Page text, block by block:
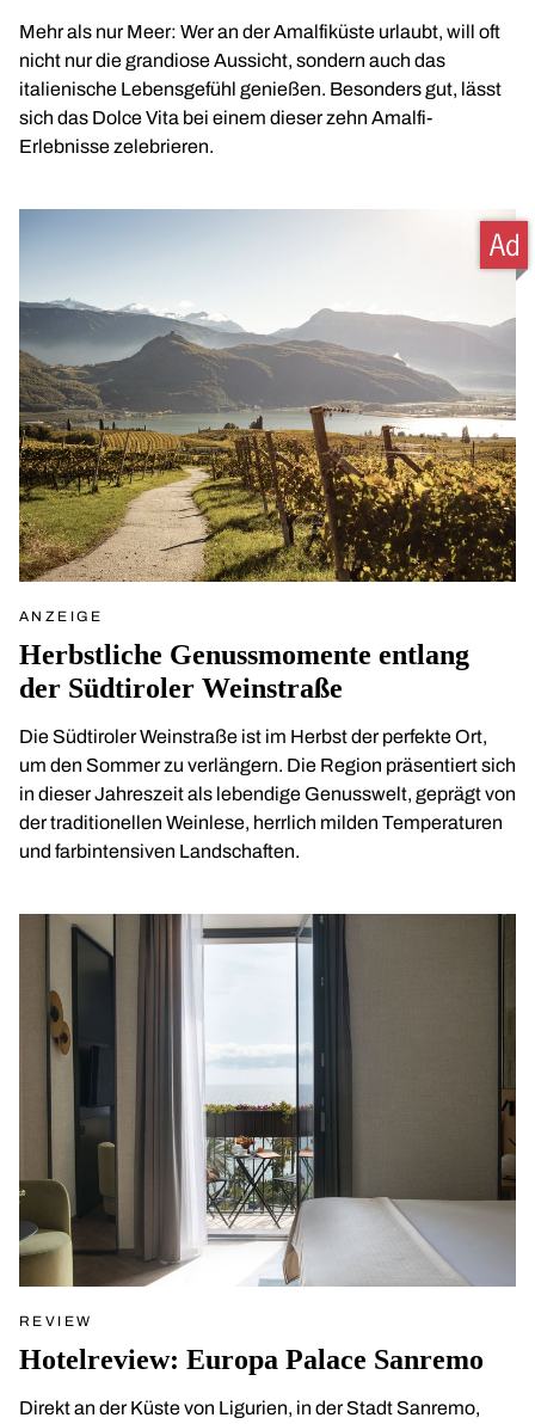
Mehr als nur Meer: Wer an der Amalfiküste urlaubt, will oft
nicht nur die grandiose Aussicht, sondern auch das
italienische Lebensgefühl genießen. Besonders gut, lässt
sich das Dolce Vita bei einem dieser zehn Amalfi-
Erlebnisse zelebrieren.
ANZEIGE
Herbstliche Genussmomente entlang
der Südtiroler Weinstraße
Die Südtiroler Weinstraße ist im Herbst der perfekte Ort,
um den Sommer zu verlängern. Die Region präsentiert sich
in dieser Jahreszeit als lebendige Genusswelt, geprägt von
der traditionellen Weinlese, herrlich milden Temperaturen
und farbintensiven Landschaften.
REVIEW
Hotelreview: Europa Palace Sanremo
Direkt an der Küste von Ligurien, in der Stadt Sanremo,